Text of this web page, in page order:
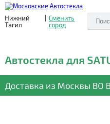
Нижний
Тагил
| Сменить
город
Автостекла для
Доставка из Москвы ВО